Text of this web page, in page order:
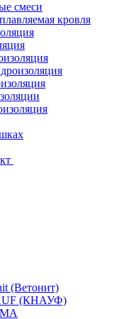
смеси
кровля
(Ветонит)
(КНАУФ)